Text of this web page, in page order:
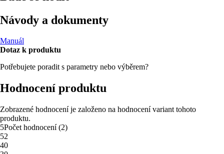
Návody a dokumenty
Manuál
Dotaz k produktu
Potřebujete poradit s parametry nebo výběrem?
Hodnocení produktu
Zobrazené hodnocení je založeno na hodnocení variant tohoto
produktu.
5Počet hodnocení(2)
52
40